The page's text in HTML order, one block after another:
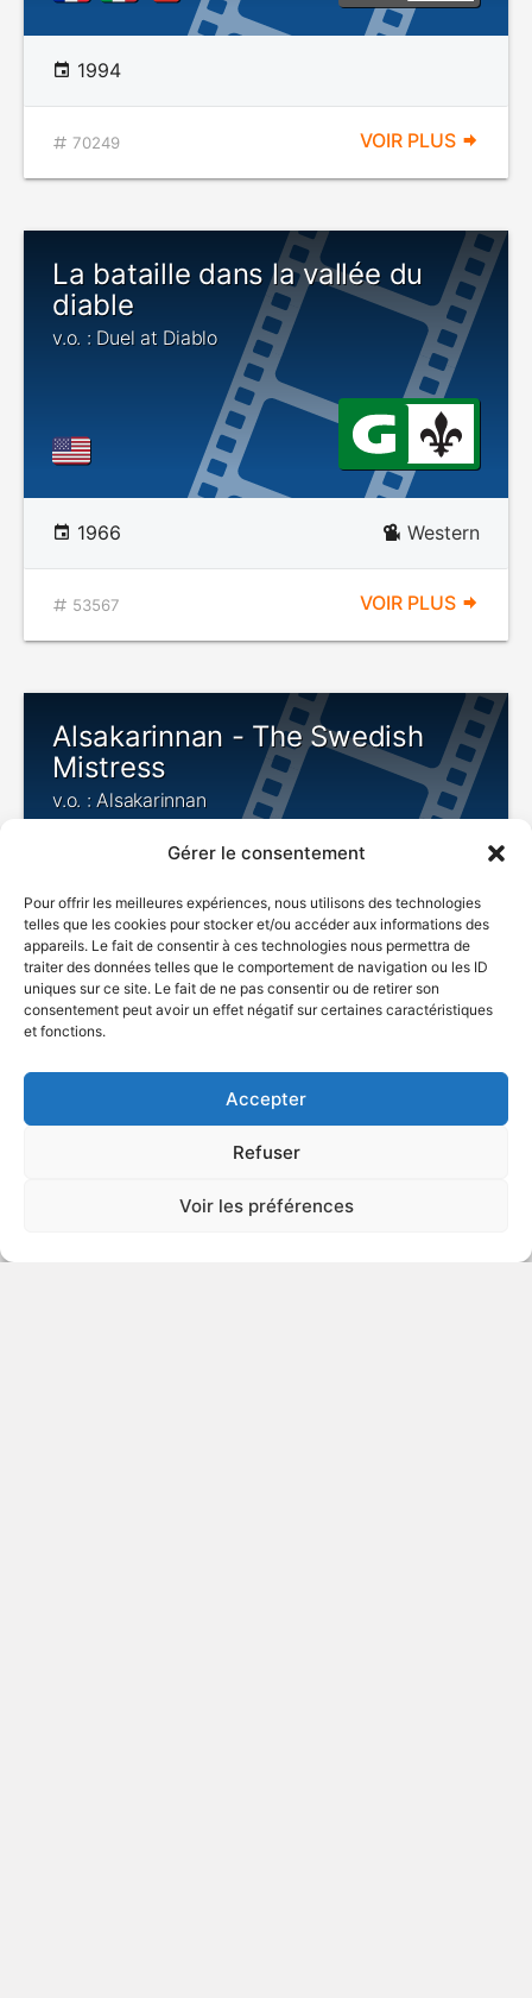
Gérer le consentement
Pour offrir les meilleures expériences, nous utilisons des technologies
telles que les cookies pour stocker et/ou accéder aux informations des
appareils. Le fait de consentir à ces technologies nous permettra de
traiter des données telles que le comportement de navigation ou les ID
uniques sur ce site. Le fait de ne pas consentir ou de retirer son
consentement peut avoir un effet négatif sur certaines caractéristiques
et fonctions.
Accepter
Refuser
Voir les préférences
1994
70249 VOIR PLUS
La bataille dans la vallée du
diable
v.o. : Duel at Diablo
1966 Western
53567 VOIR PLUS
Alsakarinnan - The Swedish
Mistress
v.o. : Alsakarinnan
1962 Drame
Syskonbadd - My Sister My